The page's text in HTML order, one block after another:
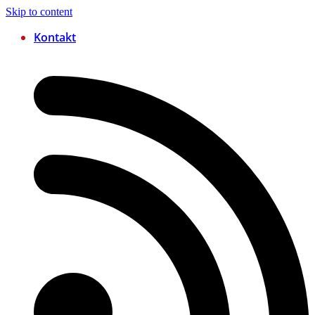
Skip to content
Kontakt